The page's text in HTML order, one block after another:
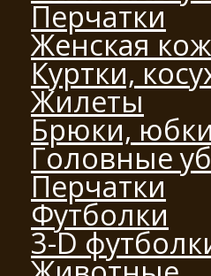
Перчатки
Женская
Куртки,
Жилеты
Брюки, юбки
Головные
Перчатки
Футболки
3-D